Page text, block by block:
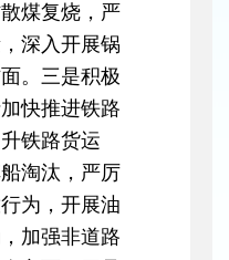
煤复烧，严
深入开展锅
。三是积极
快推进铁路
铁路货运
淘汰，严厉
为，开展油
加强非道路